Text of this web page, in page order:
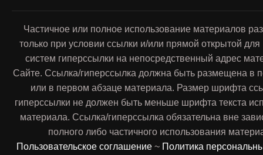
Частичное или полное использование материалов
только при условии ссылки и/или прямой открытой
систем гиперссылки на непосредственный адрес
Сайте. Ссылка/гиперссылка должна быть размещена в
или в первом абзаце материала. Размер шрифта
гиперссылки не должен быть меньше шрифта текста
материала. Ссылка/гиперссылка обязательна вне
полного либо частичного использования
Пользовательское соглашение ~ Политика